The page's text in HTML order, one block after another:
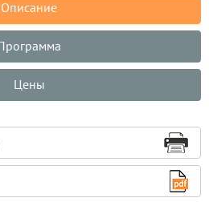
Описание
Цены